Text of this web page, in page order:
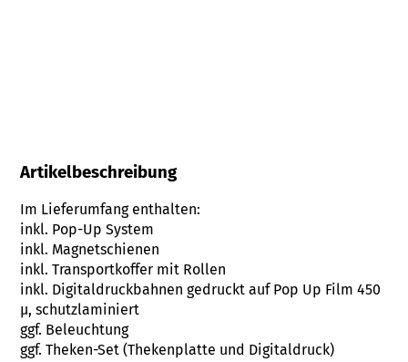
Artikelbeschreibung
Im Lieferumfang enthalten:
inkl. Pop-Up System
inkl. Magnetschienen
inkl. Transportkoffer mit Rollen
inkl. Digitaldruckbahnen gedruckt auf Pop Up Film 450
µ, schutzlaminiert
ggf. Beleuchtung
ggf. Theken-Set (Thekenplatte und Digitaldruck)